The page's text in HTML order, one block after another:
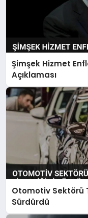
Şimşek Hizmet
Açıklaması
Otomotiv Sektörü
Sürdürdü